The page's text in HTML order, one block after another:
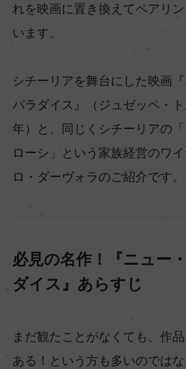
れを映画に置き換えてペアリ
います。
シチーリアを舞台にした映画
パラダイス』（ジュゼッペ・
年）と、同じくシチーリアの
ローシ」という家族経営のワ
ロ・ダーヴォラのご紹介です。
必見の名作！『ニュー
ダイス』あらすじ
まだ観たことがなくても、作
ある！という方も多いのではな